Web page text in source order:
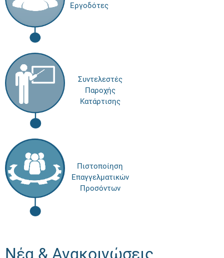
Εργοδότες
Συντελεστές
Παροχής
Κατάρτισης
Πιστοποίηση
Επαγγελματικών
Προσόντων
Νέα & Ανακοινώσεις